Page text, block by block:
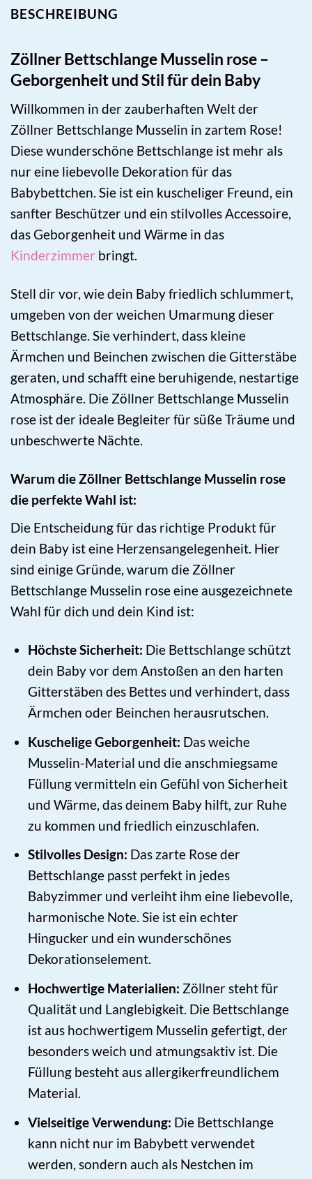
BESCHREIBUNG
Zöllner Bettschlange Musselin rose –
Geborgenheit und Stil für dein Baby
Willkommen in der zauberhaften Welt der
Zöllner Bettschlange Musselin in zartem Rose!
Diese wunderschöne Bettschlange ist mehr als
nur eine liebevolle Dekoration für das
Babybettchen. Sie ist ein kuscheliger Freund, ein
sanfter Beschützer und ein stilvolles Accessoire,
das Geborgenheit und Wärme in das
Kinderzimmer bringt.
Stell dir vor, wie dein Baby friedlich schlummert,
umgeben von der weichen Umarmung dieser
Bettschlange. Sie verhindert, dass kleine
Ärmchen und Beinchen zwischen die Gitterstäbe
geraten, und schafft eine beruhigende, nestartige
Atmosphäre. Die Zöllner Bettschlange Musselin
rose ist der ideale Begleiter für süße Träume und
unbeschwerte Nächte.
Warum die Zöllner Bettschlange Musselin rose
die perfekte Wahl ist:
Die Entscheidung für das richtige Produkt für
dein Baby ist eine Herzensangelegenheit. Hier
sind einige Gründe, warum die Zöllner
Bettschlange Musselin rose eine ausgezeichnete
Wahl für dich und dein Kind ist:
Höchste Sicherheit: Die Bettschlange schützt
dein Baby vor dem Anstoßen an den harten
Gitterstäben des Bettes und verhindert, dass
Ärmchen oder Beinchen herausrutschen.
Kuschelige Geborgenheit: Das weiche
Musselin-Material und die anschmiegsame
Füllung vermitteln ein Gefühl von Sicherheit
und Wärme, das deinem Baby hilft, zur Ruhe
zu kommen und friedlich einzuschlafen.
Stilvolles Design: Das zarte Rose der
Bettschlange passt perfekt in jedes
Babyzimmer und verleiht ihm eine liebevolle,
harmonische Note. Sie ist ein echter
Hingucker und ein wunderschönes
Dekorationselement.
Hochwertige Materialien: Zöllner steht für
Qualität und Langlebigkeit. Die Bettschlange
ist aus hochwertigem Musselin gefertigt, der
besonders weich und atmungsaktiv ist. Die
Füllung besteht aus allergikerfreundlichem
Material.
Vielseitige Verwendung: Die Bettschlange
kann nicht nur im Babybett verwendet
werden, sondern auch als Nestchen im